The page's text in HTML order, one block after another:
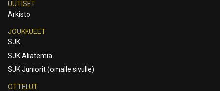
UUTISET
Arkisto
JOUKKUEET
SJK
SJK Akatemia
SJK Juniorit (omalle sivulle)
OTTELUT